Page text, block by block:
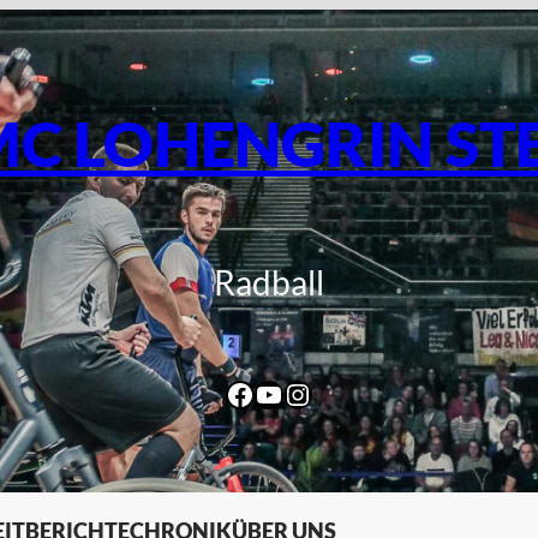
LOHENGRIN
Radball
Facebook
YouTube
Instagram
BERICHTECHRONIKÜBER UNS